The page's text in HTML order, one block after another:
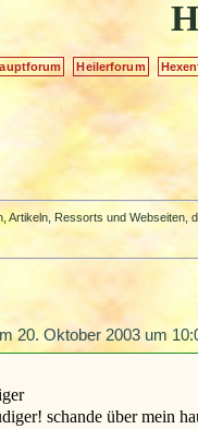
Heilerforum
Artikeln, Ressorts und Webseiten,
20. Oktober 2003 um
schande über mein